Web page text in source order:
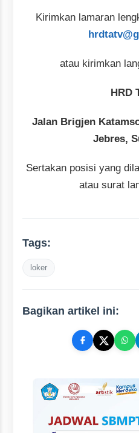
Kirimkan lamaran
atau kirimkan
HRD
Jalan Brigjen
Jebres,
Sertakan posisi yang
atau surat
Tags:
loker
Bagikan artikel ini: